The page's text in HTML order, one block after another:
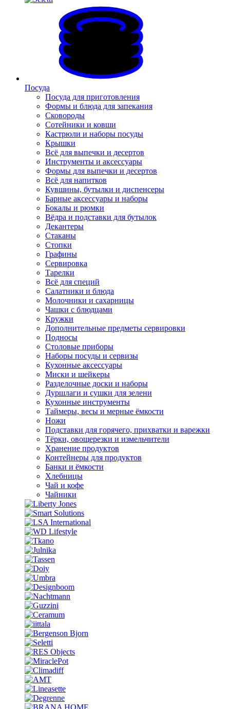
Посуда
Посуда для приготовления
Формы и блюда для запекания
Сковороды
Сотейники и ковши
Кастрюли и наборы посуды
Крышки
Всё для выпечки и десертов
Инструменты и аксессуары
Формы для выпечки и десертов
Всё для напитков
Кувшины, бутылки и диспенсеры
Барные аксессуары и наборы
Бокалы и рюмки
Вёдра и подставки для бутылок
Декантеры
Стаканы
Стопки
Графины
Сервировка
Тарелки
Всё для специй
Салатники и блюда
Молочники и сахарницы
Чашки с блюдцами
Кружки
Дополнительные предметы сервировки
Подносы
Столовые приборы
Наборы посуды и сервизы
Кухонные аксессуары
Миски и шейкеры
Разделочные доски и наборы
Дуршлаги и сушки для зелени
Кухонные инструменты
Таймеры, весы и мерные ёмкости
Ножи
Подставки для горячего, прихватки и варежки
Тёрки, овощерезки и измельчители
Хранение продуктов
Контейнеры для продуктов
Банки и ёмкости
Хлебницы
Чай и кофе
Чайники